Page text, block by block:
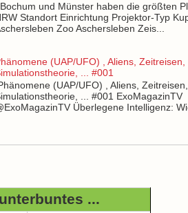
Bochum und Münster haben die größten
Standort Einrichtung Projektor-Typ
Zoo Aschersleben Zeis...
(UAP/UFO) , Aliens, Zeitreisen,
... #001
(UAP/UFO) , Aliens, Zeitreisen,
... #001 ExoMagazinTV
Überlegene Intelligenz:
...